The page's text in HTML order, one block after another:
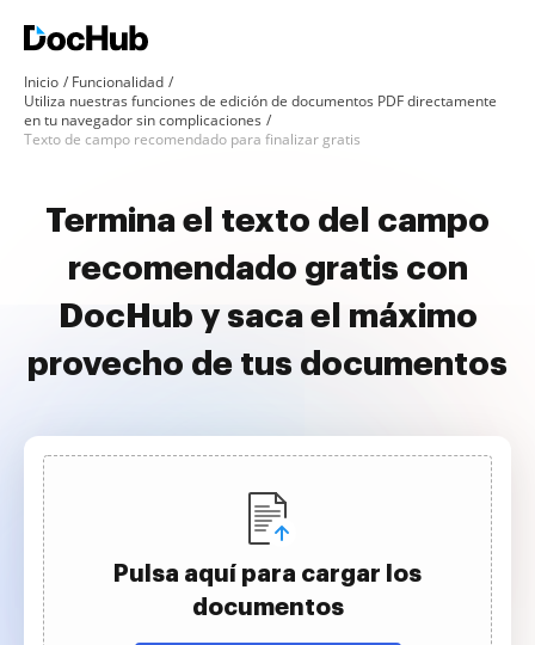
Inicio
Funcionalidad
Utiliza nuestras funciones de edición de documentos PDF directamente
en tu navegador sin complicaciones
Texto de campo recomendado para finalizar gratis
Termina el texto del campo
recomendado gratis con
DocHub y saca el máximo
provecho de tus documentos
Pulsa aquí para cargar los
documentos